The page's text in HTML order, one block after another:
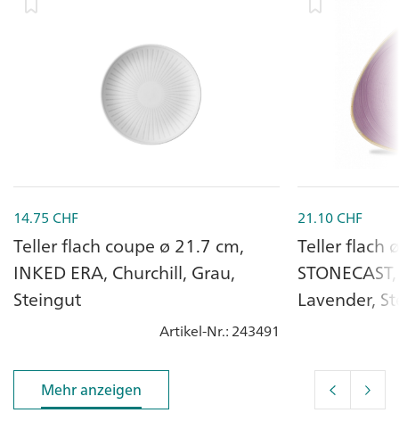
14.75 CHF
Teller flach coupe ø 21.7 cm,
INKED ERA, Churchill, Grau,
Steingut
Artikel-Nr.: 243491
21.10CHF
Teller flach
Lavender,
Mehr anzeigen
Mehr anzeigen